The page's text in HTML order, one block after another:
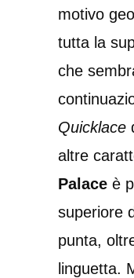
motivo
tutta la
che
Quicklace
altre
Palace è
superiore
punta,
linguetta.